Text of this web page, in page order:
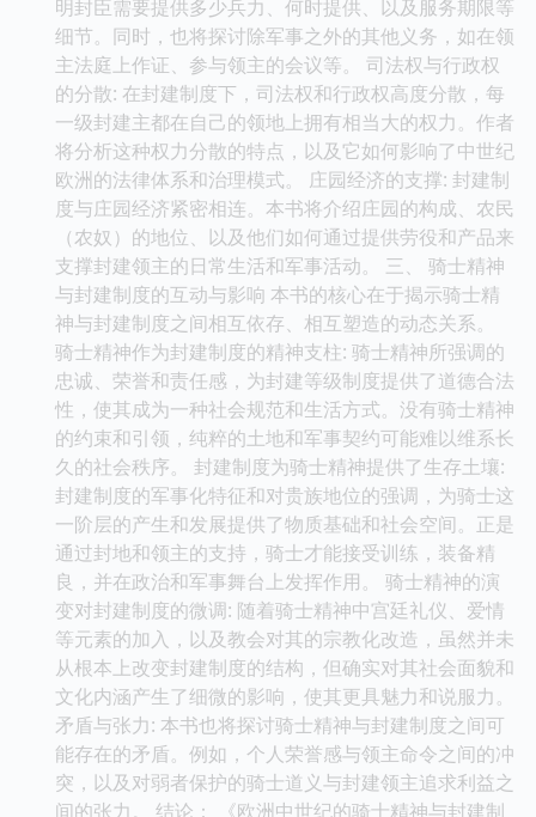
明封臣需要提供多少兵力、何时提供、以及服务期限等
细节。同时，也将探讨除军事之外的其他义务，如在领
主法庭上作证、参与领主的会议等。 司法权与行政权
的分散: 在封建制度下，司法权和行政权高度分散，每
一级封建主都在自己的领地上拥有相当大的权力。作者
将分析这种权力分散的特点，以及它如何影响了中世纪
欧洲的法律体系和治理模式。 庄园经济的支撑: 封建制
度与庄园经济紧密相连。本书将介绍庄园的构成、农民
（农奴）的地位、以及他们如何通过提供劳役和产品来
支撑封建领主的日常生活和军事活动。 三、 骑士精神
与封建制度的互动与影响 本书的核心在于揭示骑士精
神与封建制度之间相互依存、相互塑造的动态关系。
骑士精神作为封建制度的精神支柱: 骑士精神所强调的
忠诚、荣誉和责任感，为封建等级制度提供了道德合法
性，使其成为一种社会规范和生活方式。没有骑士精神
的约束和引领，纯粹的土地和军事契约可能难以维系长
久的社会秩序。 封建制度为骑士精神提供了生存土壤:
封建制度的军事化特征和对贵族地位的强调，为骑士这
一阶层的产生和发展提供了物质基础和社会空间。正是
通过封地和领主的支持，骑士才能接受训练，装备精
良，并在政治和军事舞台上发挥作用。 骑士精神的演
变对封建制度的微调: 随着骑士精神中宫廷礼仪、爱情
等元素的加入，以及教会对其的宗教化改造，虽然并未
从根本上改变封建制度的结构，但确实对其社会面貌和
文化内涵产生了细微的影响，使其更具魅力和说服力。
矛盾与张力: 本书也将探讨骑士精神与封建制度之间可
能存在的矛盾。例如，个人荣誉感与领主命令之间的冲
突，以及对弱者保护的骑士道义与封建领主追求利益之
间的张力。 结论： 《欧洲中世纪的骑士精神与封建制